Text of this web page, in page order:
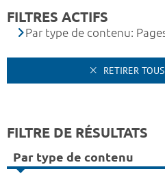
FILTRES ACTIFS
Par type de contenu:
RETIRER
FILTRE DE RÉSULTATS
Par type de contenu